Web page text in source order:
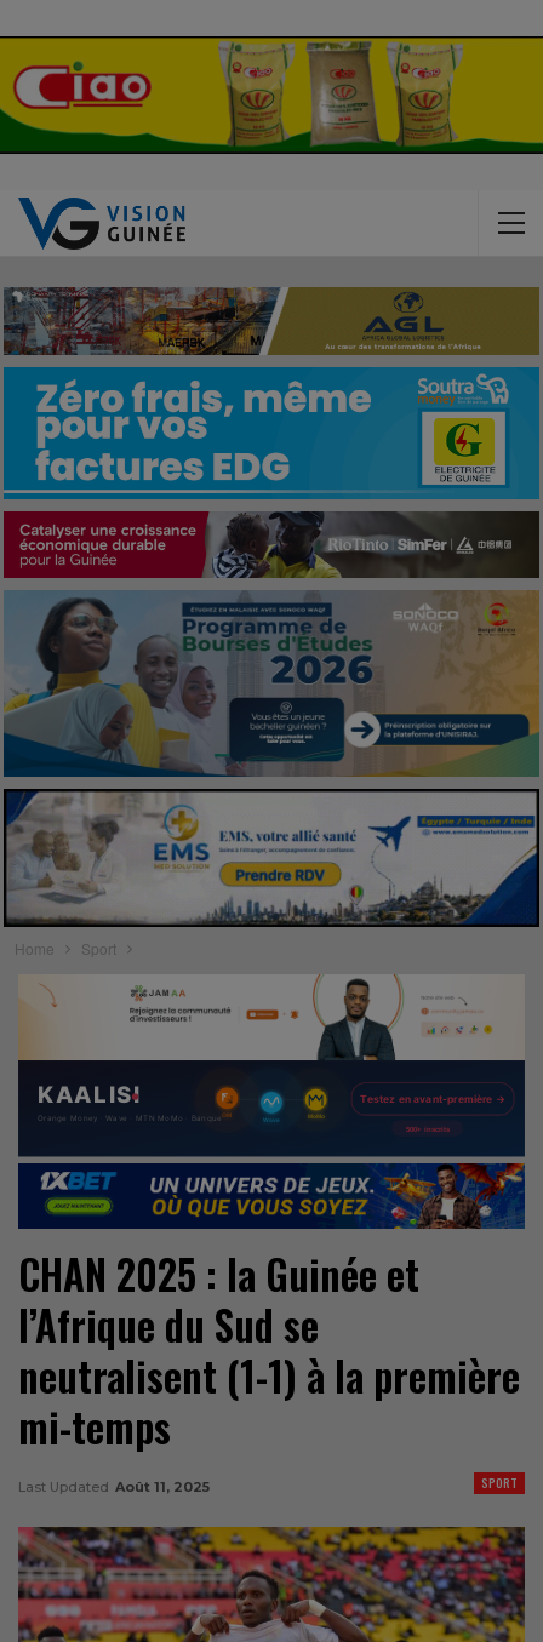
Home Sport
CHAN 2025 : la Guinée et
l’Afrique du Sud se
neutralisent (1-1) à la première
mi-temps
SPORT
Last Updated Août 11, 2025